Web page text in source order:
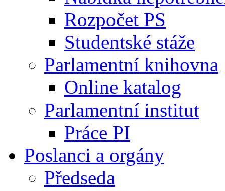
Rozpočet PS
Studentské stáže
Parlamentní knihovna
Online katalog
Parlamentní institut
Práce PI
Poslanci a orgány
Předseda